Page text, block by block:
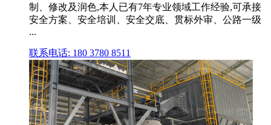
制、修改及润色,本人已有7年专业领域工作经验,可承接
安全方案、安全培训、安全交底、贯标外审、公路一级
...
联系电话: 180 3780 8511